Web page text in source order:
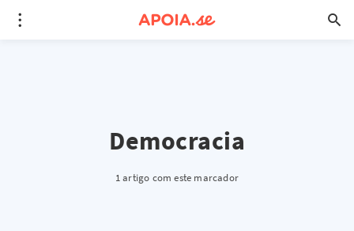
Democracia
1 artigo com este marcador